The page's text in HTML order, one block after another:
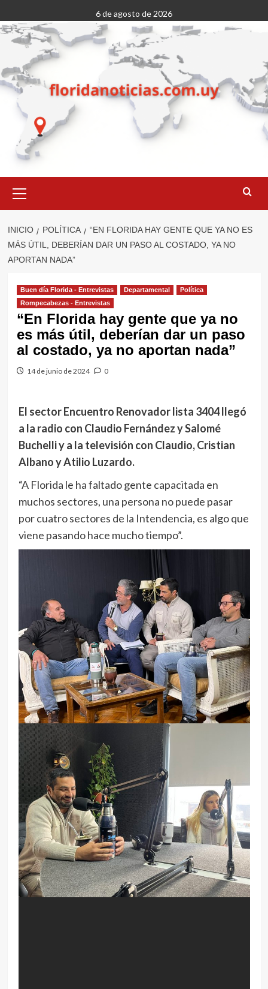
al
contenido
6 de agosto de 2026
primario
INICIO POLÍTICA
“EN FLORIDA HAY GENTE QUE YA NO ES
MÁS ÚTIL, DEBERÍAN DAR UN PASO AL COSTADO, YA NO
APORTAN NADA”
Buen día Florida - Entrevistas Departamental
Política
Rompecabezas - Entrevistas
“En Florida hay gente que ya no
es más útil, deberían dar un paso
al costado, ya no aportan nada”
14 de junio de 2024 0
El sector Encuentro Renovador lista 3404 llegó
a la radio con Claudio Fernández y Salomé
Buchelli y a la televisión con Claudio, Cristian
Albano y Atilio Luzardo.
“A Florida le ha faltado gente capacitada en
muchos sectores, una persona no puede pasar
por cuatro sectores de la Intendencia, es algo que
viene pasando hace mucho tiempo”.